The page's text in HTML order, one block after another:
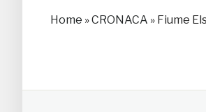
Home »CRONACA » Fiume